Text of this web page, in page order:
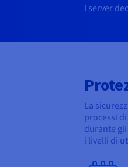
I server
La
processi
durante
i livelli di